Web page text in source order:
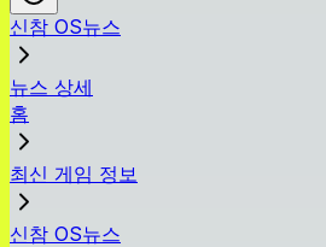
신참 OS뉴스
뉴스 상세
홈
최신 게임 정보
신참 OS뉴스